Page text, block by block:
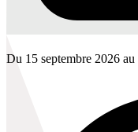
Du 15 septembre 2026